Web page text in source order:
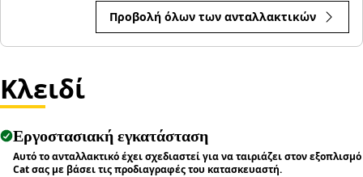
Προβολή όλων των ανταλλακτικών
Κλειδί
Εργοστασιακή εγκατάσταση
Αυτό το ανταλλακτικό έχει σχεδιαστεί για να ταιριάζει στον εξοπλισμό
Cat σας με βάσει τις προδιαγραφές του κατασκευαστή.